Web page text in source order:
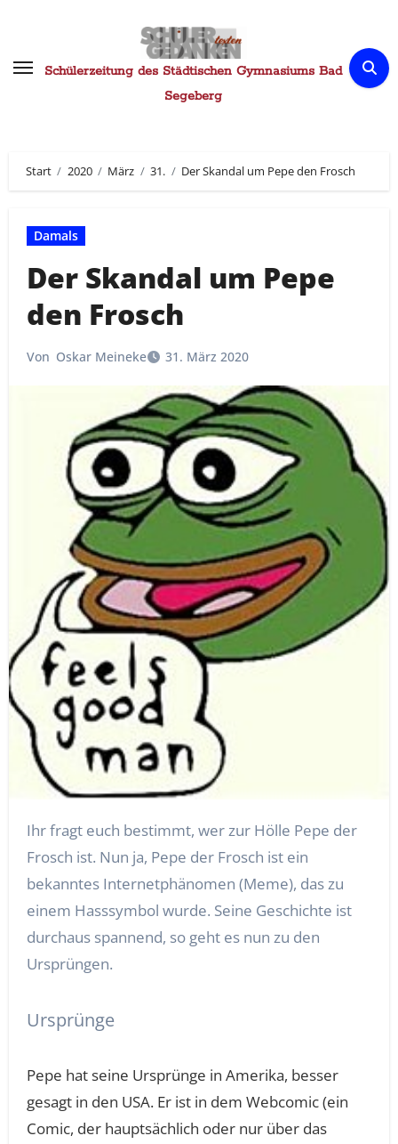
springenSchülerzeitung des Städtischen Gymnasiums Bad
Segeberg
Start 2020 März 31. Der Skandal um Pepe den Frosch
Damals
Der Skandal um Pepe
den Frosch
Von Oskar Meineke 31. März 2020
Ihr fragt euch bestimmt, wer zur Hölle Pepe der
Frosch ist. Nun ja, Pepe der Frosch ist ein
bekanntes Internetphänomen (Meme), das zu
einem Hasssymbol wurde. Seine Geschichte ist
durchaus spannend, so geht es nun zu den
Ursprüngen.
Ursprünge
Pepe hat seine Ursprünge in Amerika, besser
gesagt in den USA. Er ist in dem Webcomic (ein
Comic, der hauptsächlich oder nur über das